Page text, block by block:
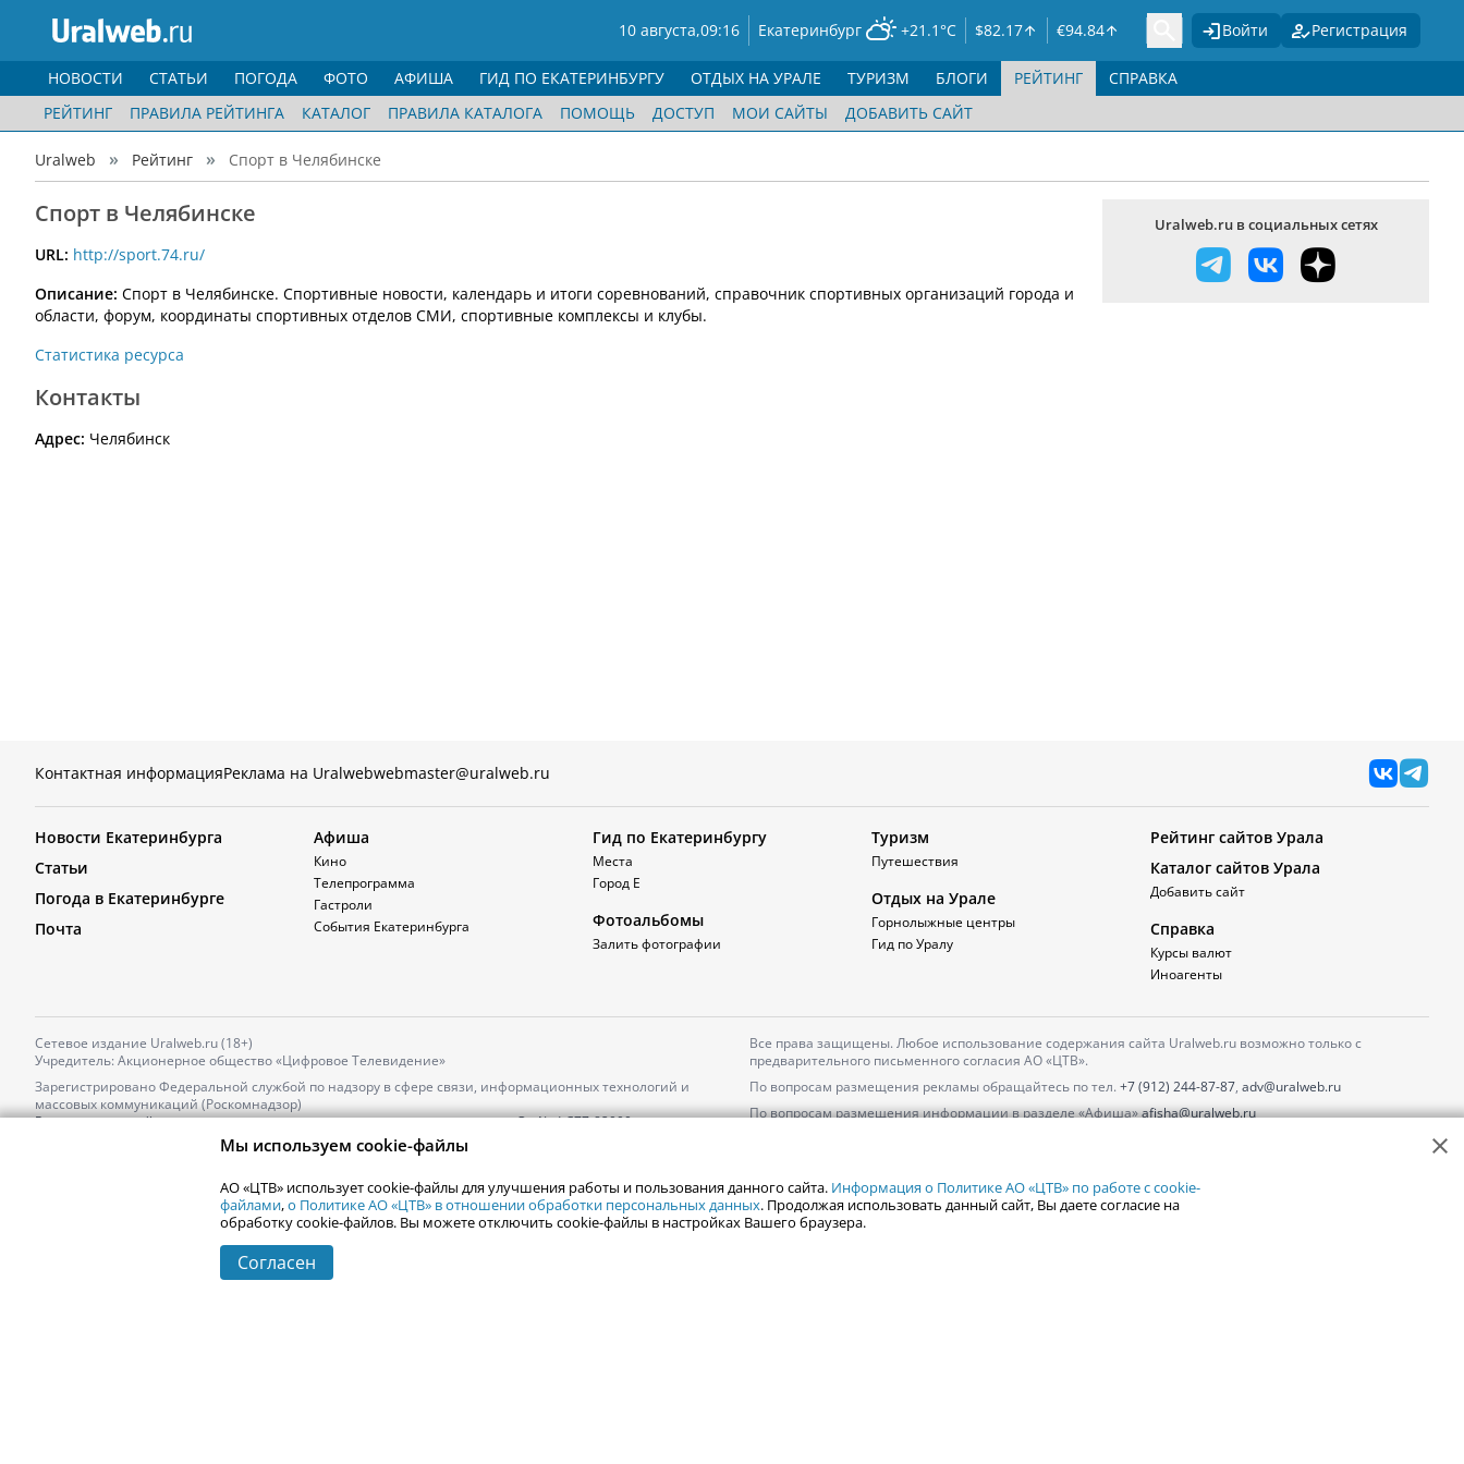
10 августа,09:16 Екатеринбург +21.1°C $82.17 €94.84 Войти Регистрация
НОВОСТИ СТАТЬИ ПОГОДА ФОТО АФИША ГИД ПО ЕКАТЕРИНБУРГУ ОТДЫХ НА УРАЛЕ ТУРИЗМ БЛОГИ
РЕЙТИНГ
РЕЙТИНГ
ПРАВИЛА РЕЙТИНГА КАТАЛОГ ПРАВИЛА КАТАЛОГА ПОМОЩЬ ДОСТУП МОИ САЙТЫ ДОБАВИТЬ САЙТ
СПРАВКА
Uralweb Рейтинг Спорт в Челябинске
Спорт в Челябинске
URL: http://sport.74.ru/
Описание: Спорт в Челябинске. Спортивные новости, календарь и итоги соревнований, справочник спортивных организаций города и
области, форум, координаты спортивных отделов СМИ, спортивные комплексы и клубы.
Статистика ресурса
Контакты
Адрес: Челябинск
Uralweb.ru в социальных сетях
Контактная информацияРеклама на Uralwebwebmaster@uralweb.ru
Новости Екатеринбурга
Статьи
Погода в Екатеринбурге
Почта
Афиша
Кино
Телепрограмма
Гастроли
События Екатеринбурга
Гид по Екатеринбургу
Места
Город Е
Фотоальбомы
Залить фотографии
Туризм
Путешествия
Отдых на Урале
Горнолыжные центры
Гид по Уралу
Рейтинг сайтов Урала
Каталог сайтов Урала
Добавить сайт
Справка
Курсы валют
Иноагенты
Сетевое издание Uralweb.ru (18+)
Учредитель: Акционерное общество «Цифровое Телевидение»
Зарегистрировано Федеральной службой по надзору в сфере связи, информационных технологий и
массовых коммуникаций (Роскомнадзор)
Регистрационный номер и дата принятия решения о регистрации: серияЭл № ФС77-82000
+7 (912) 244-87-87,
Электронный адрес редакции:news@uralweb.ru
Все права защищены. Любое использование содержания сайта Uralweb.ru возможно только с
предварительного письменного согласия АО «ЦТВ».
По вопросам размещения рекламы обращайтесь по тел. +7 (912) 244-87-87, adv@uralweb.ru
По вопросам размещения информации в разделе «Афиша»afisha@uralweb.ru
Екатеринбург
Мы используем cookie-файлы
АО «ЦТВ» использует cookie-файлы для улучшения работы и пользования данного сайта. Информация о Политике АО «ЦТВ» по работе с cookie-
файлами,о Политике АО «ЦТВ» в отношении обработки персональных данных. Продолжая использовать данный сайт, Вы даете согласие на
обработку cookie-файлов. Вы можете отключить cookie-файлы в настройках Вашего браузера.
Согласен